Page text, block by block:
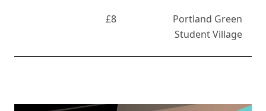
Portland Green
Student Village
£8